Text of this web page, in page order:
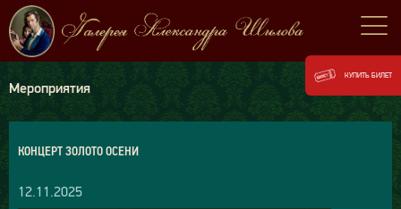
Мероприятия
КОНЦЕРТ ЗОЛОТО ОСЕНИ
12.11.2025
КУПИТЬ БИЛЕТ